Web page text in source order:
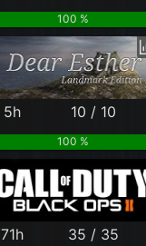
100 %
5h 10 / 10
100 %
71h 35 / 35